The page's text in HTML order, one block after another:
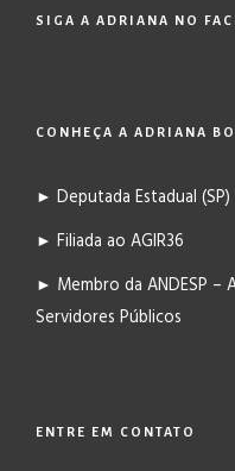
SIGA A ADRIANA NO
CONHEÇA A ADRIANA
► Deputada Estadual (SP)
► Filiada ao AGIR36
► Membro da ANDESP –
Servidores Públicos
ENTRE EM CONTATO